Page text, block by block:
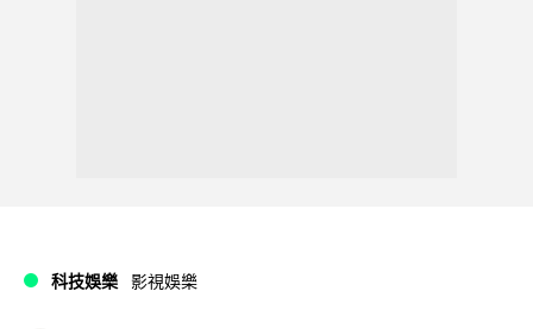
科技娛樂 影視娛樂